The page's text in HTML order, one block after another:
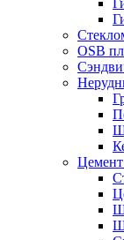
OSB
Цемент